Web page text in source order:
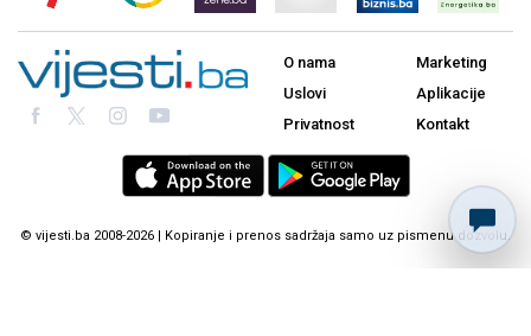
O nama
Uslovi
Privatnost
Marketing
Aplikacije
Kontakt
© vijesti.ba 2008-2026 | Kopiranje i prenos sadržaja samo uz pismenu dozvolu.